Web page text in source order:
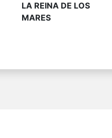
LA REINA DE LOS
MARES